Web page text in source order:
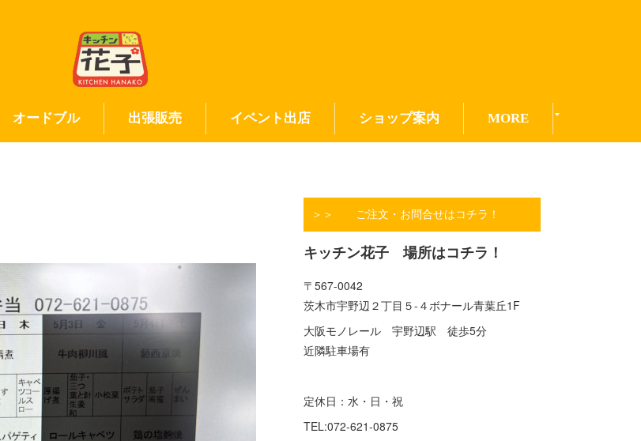
オードブル 出張販売 イベント出店 ショップ案内 MORE
＞＞ ご注文・お問合せはコチラ！
キッチン花子 場所はコチラ！
〒567-0042
茨木市宇野辺２丁目５-４ボナール青葉丘1F
大阪モノレール 宇野辺駅 徒歩5分
近隣駐車場有
定休日：水・日・祝
TEL:072-621-0875